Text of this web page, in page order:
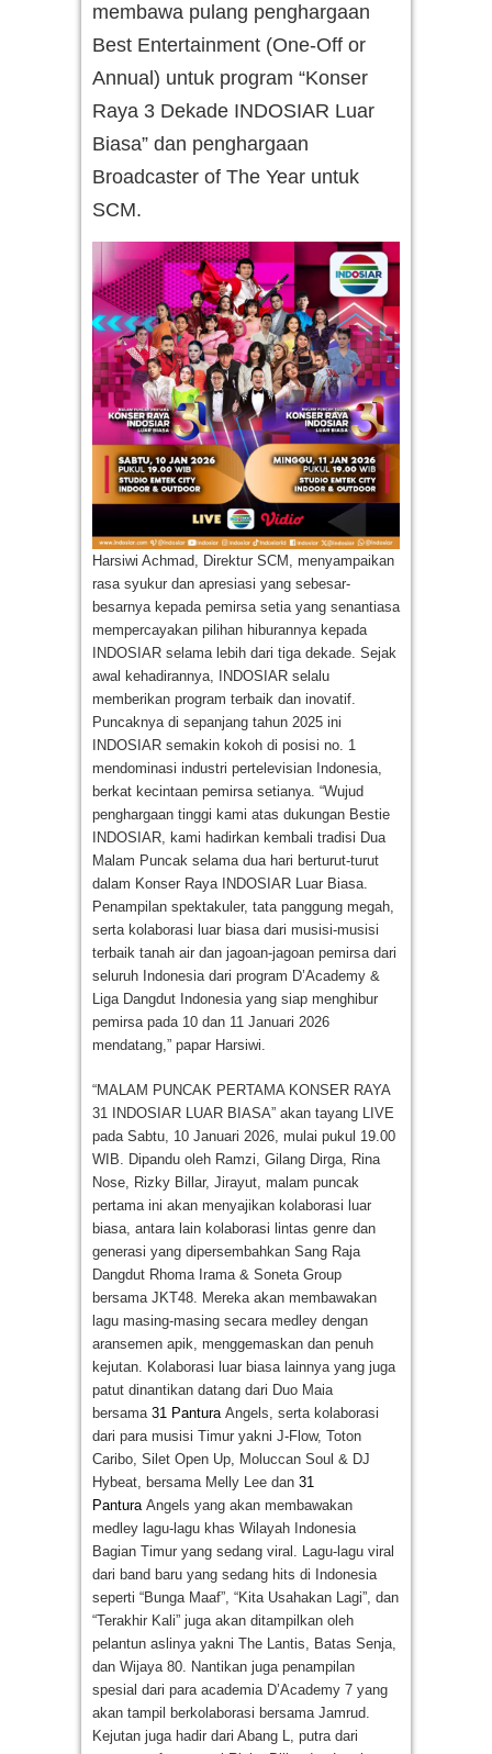
membawa pulang penghargaan
Best Entertainment (One-Off or
Annual) untuk program “Konser
Raya 3 Dekade INDOSIAR Luar
Biasa” dan penghargaan
Broadcaster of The Year untuk
SCM.
Harsiwi Achmad, Direktur SCM, menyampaikan
rasa syukur dan apresiasi yang sebesar-
besarnya kepada pemirsa setia yang senantiasa
mempercayakan pilihan hiburannya kepada
INDOSIAR selama lebih dari tiga dekade. Sejak
awal kehadirannya, INDOSIAR selalu
memberikan program terbaik dan inovatif.
Puncaknya di sepanjang tahun 2025 ini
INDOSIAR semakin kokoh di posisi no. 1
mendominasi industri pertelevisian Indonesia,
berkat kecintaan pemirsa setianya. “Wujud
penghargaan tinggi kami atas dukungan Bestie
INDOSIAR, kami hadirkan kembali tradisi Dua
Malam Puncak selama dua hari berturut-turut
dalam Konser Raya INDOSIAR Luar Biasa.
Penampilan spektakuler, tata panggung megah,
serta kolaborasi luar biasa dari musisi-musisi
terbaik tanah air dan jagoan-jagoan pemirsa dari
seluruh Indonesia dari program D’Academy &
Liga Dangdut Indonesia yang siap menghibur
pemirsa pada 10 dan 11 Januari 2026
mendatang,” papar Harsiwi.
“MALAM PUNCAK PERTAMA KONSER RAYA
31 INDOSIAR LUAR BIASA” akan tayang LIVE
pada Sabtu, 10 Januari 2026, mulai pukul 19.00
WIB. Dipandu oleh Ramzi, Gilang Dirga, Rina
Nose, Rizky Billar, Jirayut, malam puncak
pertama ini akan menyajikan kolaborasi luar
biasa, antara lain kolaborasi lintas genre dan
generasi yang dipersembahkan Sang Raja
Dangdut Rhoma Irama & Soneta Group
bersama JKT48. Mereka akan membawakan
lagu masing-masing secara medley dengan
aransemen apik, menggemaskan dan penuh
kejutan. Kolaborasi luar biasa lainnya yang juga
patut dinantikan datang dari Duo Maia
bersama 31 PanturaAngels, serta kolaborasi
dari para musisi Timur yakni J-Flow, Toton
Caribo, Silet Open Up, Moluccan Soul & DJ
Hybeat, bersama Melly Lee dan 31
PanturaAngels yang akan membawakan
medley lagu-lagu khas Wilayah Indonesia
Bagian Timur yang sedang viral. Lagu-lagu viral
dari band baru yang sedang hits di Indonesia
seperti “Bunga Maaf”, “Kita Usahakan Lagi”, dan
“Terakhir Kali” juga akan ditampilkan oleh
pelantun aslinya yakni The Lantis, Batas Senja,
dan Wijaya 80. Nantikan juga penampilan
spesial dari para academia D’Academy 7 yang
akan tampil berkolaborasi bersama Jamrud.
Kejutan juga hadir dari Abang L, putra dari